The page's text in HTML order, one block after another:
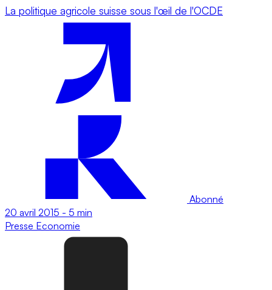
La politique agricole suisse sous l'œil de l'OCDE
Abonné
20 avril 2015 - 5 min
Presse Economie